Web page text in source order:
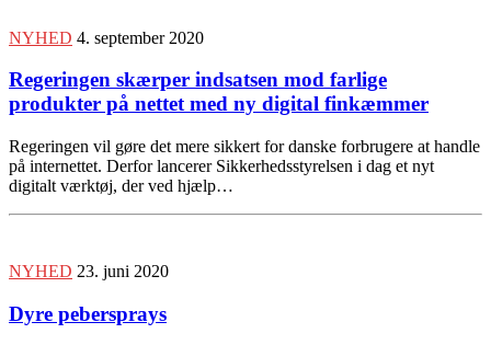
NYHED 4. september 2020
Regeringen skærper indsatsen mod farlige
produkter på nettet med ny digital finkæmmer
Regeringen vil gøre det mere sikkert for danske forbrugere at handle
på internettet. Derfor lancerer Sikkerhedsstyrelsen i dag et nyt
digitalt værktøj, der ved hjælp…
NYHED 23. juni 2020
Dyre pebersprays